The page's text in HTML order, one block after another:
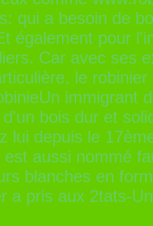
qui a besoin de
également pour
Car avec ses
le
immigrant
bois dur et
lui depuis le
aussi nommé
blanches en
a pris aux 2tats-